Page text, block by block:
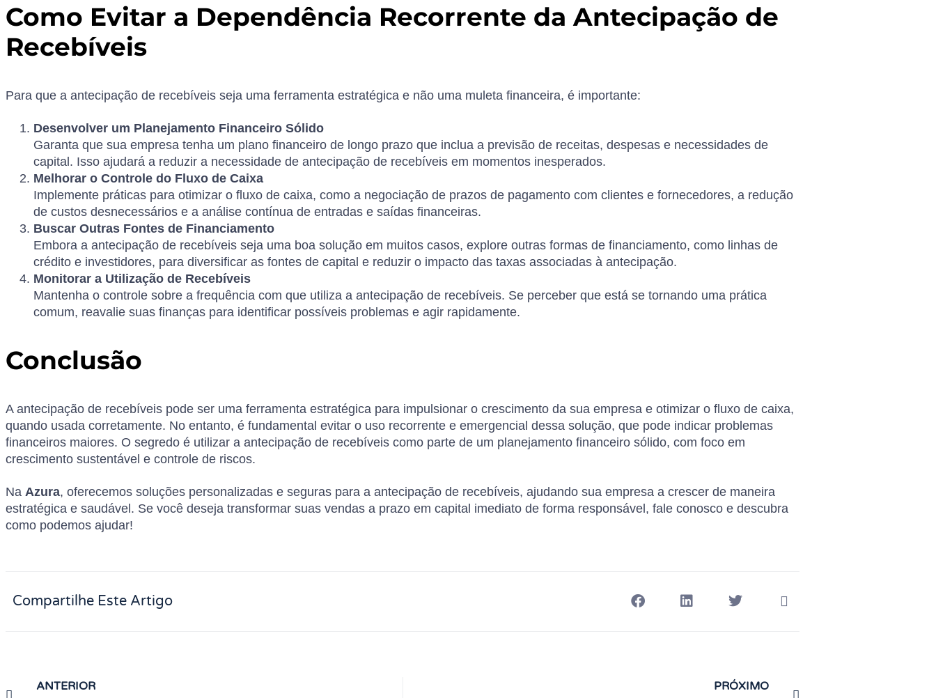
Como Evitar a Dependência Recorrente da Antecipação de
Recebíveis
Para que a antecipação de recebíveis seja uma ferramenta estratégica e não uma muleta financeira, é importante:
Desenvolver um Planejamento Financeiro Sólido
Garanta que sua empresa tenha um plano financeiro de longo prazo que inclua a previsão de receitas, despesas e necessidades de
capital. Isso ajudará a reduzir a necessidade de antecipação de recebíveis em momentos inesperados.
Melhorar o Controle do Fluxo de Caixa
Implemente práticas para otimizar o fluxo de caixa, como a negociação de prazos de pagamento com clientes e fornecedores, a redução
de custos desnecessários e a análise contínua de entradas e saídas financeiras.
Buscar Outras Fontes de Financiamento
Embora a antecipação de recebíveis seja uma boa solução em muitos casos, explore outras formas de financiamento, como linhas de
crédito e investidores, para diversificar as fontes de capital e reduzir o impacto das taxas associadas à antecipação.
Monitorar a Utilização de Recebíveis
Mantenha o controle sobre a frequência com que utiliza a antecipação de recebíveis. Se perceber que está se tornando uma prática
comum, reavalie suas finanças para identificar possíveis problemas e agir rapidamente.
Conclusão
A antecipação de recebíveis pode ser uma ferramenta estratégica para impulsionar o crescimento da sua empresa e otimizar o fluxo de caixa,
quando usada corretamente. No entanto, é fundamental evitar o uso recorrente e emergencial dessa solução, que pode indicar problemas
financeiros maiores. O segredo é utilizar a antecipação de recebíveis como parte de um planejamento financeiro sólido, com foco em
crescimento sustentável e controle de riscos.
Na Azura, oferecemos soluções personalizadas e seguras para a antecipação de recebíveis, ajudando sua empresa a crescer de maneira
estratégica e saudável. Se você deseja transformar suas vendas a prazo em capital imediato de forma responsável, fale conosco e descubra
como podemos ajudar!
Compartilhe Este Artigo
ANTERIOR PRÓXIMO